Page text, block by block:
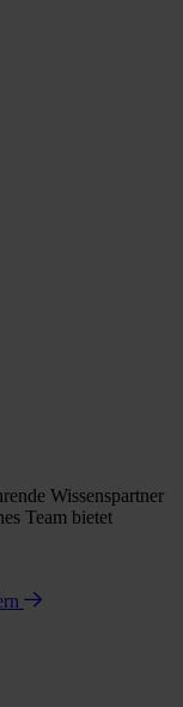
Wissenspartner
Team bietet